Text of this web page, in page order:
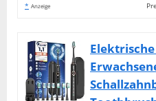
* Anzeige